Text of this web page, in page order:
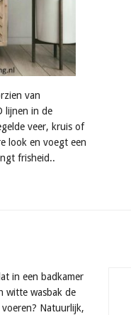
van
lijnen in de
veer, kruis of
look en voegt een
frisheid..
in een badkamer
witte wasbak de
Natuurlijk,